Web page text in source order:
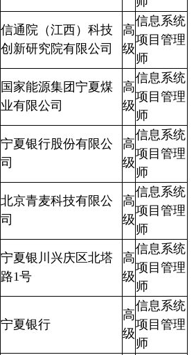
信通院（江西）科技
创新研究院有限公司
高
级
信息系统
项目管理
师
国家能源集团宁夏煤
业有限公司
高
级
信息系统
项目管理
师
宁夏银行股份有限公
司
高
级
信息系统
项目管理
师
北京青麦科技有限公
司
高
级
信息系统
项目管理
师
宁夏银川兴庆区北塔
路1号
高
级
信息系统
项目管理
师
宁夏银行
高
级
信息系统
项目管理
师